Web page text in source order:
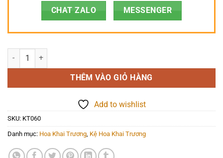
CHAT ZALO MESSENGER
Hoa Khai Trương - Khởi Sắc - KT060 số lượng
THÊM VÀO GIỎ HÀNG
Add to wishlist
SKU: KT060
Danh mục: Hoa Khai Trương Kệ Hoa Khai Trương